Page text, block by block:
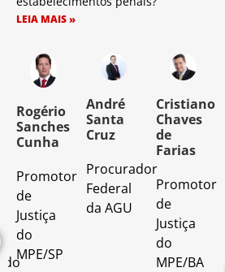
LEIA MAIS »
Rogério
Sanches
Cunha
Promotor
de
Justiça
do
MPE/SP
André
Santa
Cruz
Procurador
Federal
da AGU
Cristiano
Chaves
de
Farias
Promotor
de
Justiça
do
MPE/BA